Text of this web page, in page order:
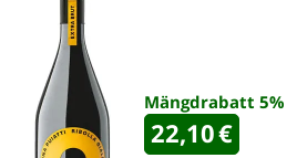
Mängdrabatt 5%
22,10€